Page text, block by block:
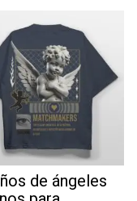
de ángeles